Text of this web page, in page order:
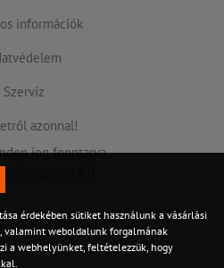
információk
Szervíz
azonnal!
jog fenntarva
Integranet Kft
érdekében sütiket használunk a vásárlási
valamint weboldalunk forgalmának
a webhelyünket, feltételezzük, hogy